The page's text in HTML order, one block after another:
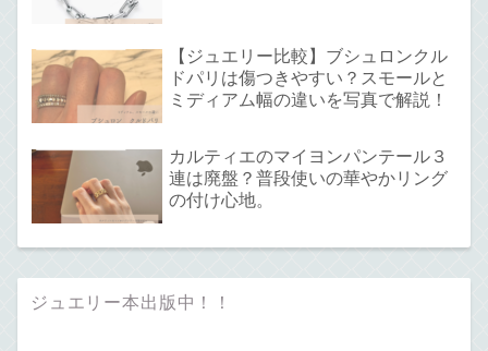
【ジュエリー比較】ブシュロンクル
ドパリは傷つきやすい？スモールと
ミディアム幅の違いを写真で解説！
カルティエのマイヨンパンテール３
連は廃盤？普段使いの華やかリング
の付け心地。
ジュエリー本出版中！！